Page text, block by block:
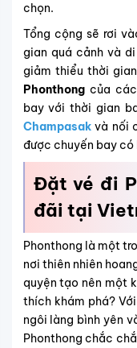
chọn.
Tổng cộng sẽ rơi
gian quá cảnh và
giảm thiểu thời
Phonthongcủa các
bay với thời gian
Champasak và nối
được chuyến bay
Đặt vé đi
đãi tại
Phonthong là một
nơi thiên nhiên
quyện tạo nên một
thích khám phá?
ngôi làng bình yên
Phonthong chắc